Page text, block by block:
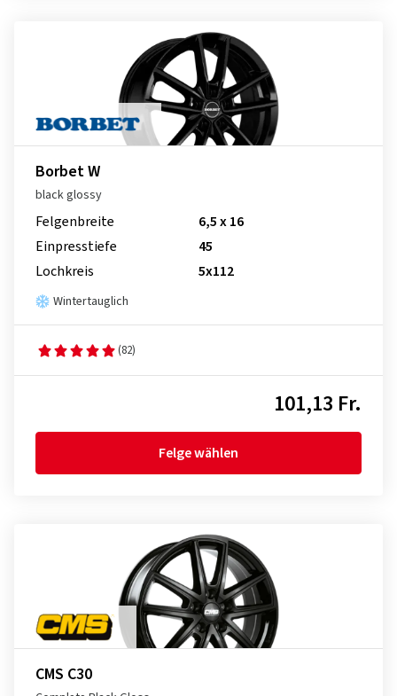
Borbet W
black glossy
Felgenbreite
6,5 x 16
Einpresstiefe
45
Lochkreis
5x112
Wintertauglich
(82)
101,13 Fr.
Felge wählen
CMS C30